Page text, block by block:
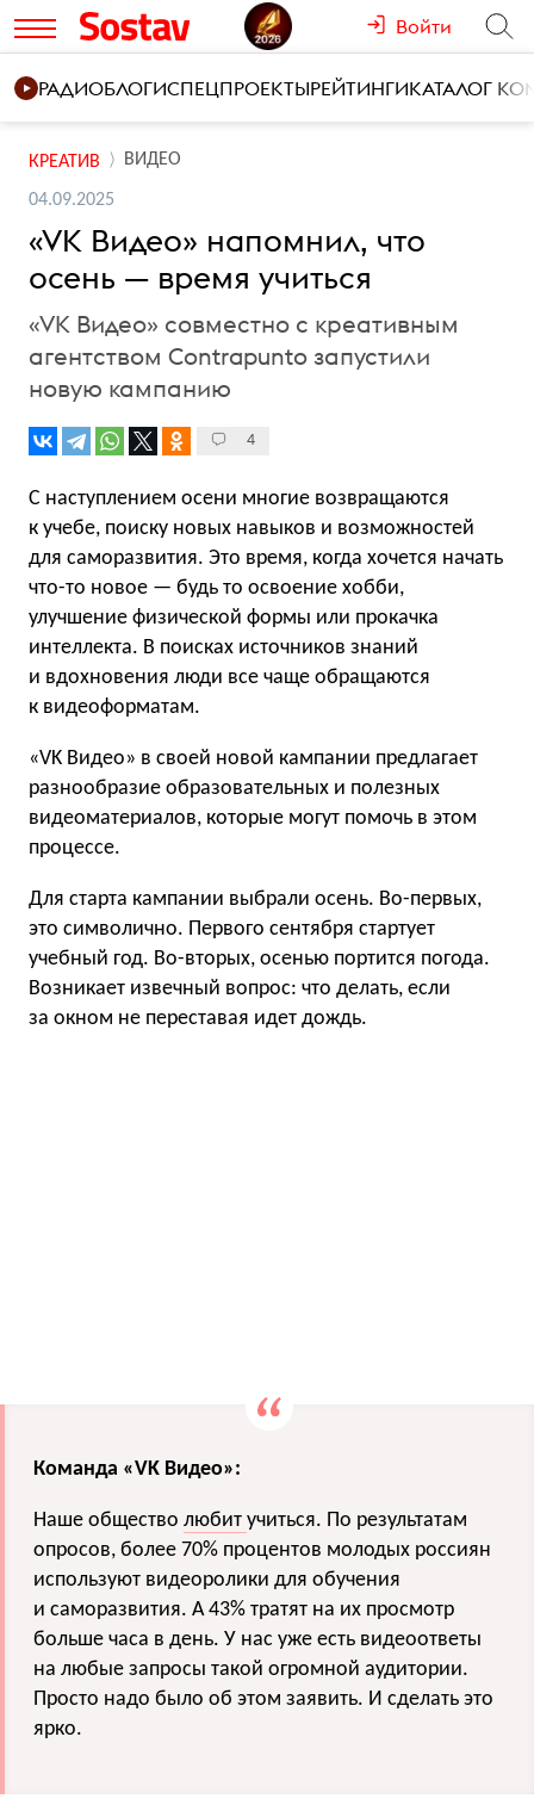
Войти
РАДИОБЛОГИСПЕЦПРОЕКТЫРЕЙТИНГИКАТАЛОГ
КРЕАТИВ ВИДЕО
04.09.2025
«VK Видео» напомнил, что
осень — время учиться
«VK Видео» совместно с креативным
агентством Contrapunto запустили
новую кампанию
4
С наступлением осени многие возвращаются
к учебе, поиску новых навыков и возможностей
для саморазвития. Это время, когда хочется начать
что-то новое — будь то освоение хобби,
улучшение физической формы или прокачка
интеллекта. В поисках источников знаний
и вдохновения люди все чаще обращаются
к видеоформатам.
«VK Видео» в своей новой кампании предлагает
разнообразие образовательных и полезных
видеоматериалов, которые могут помочь в этом
процессе.
Для старта кампании выбрали осень. Во-первых,
это символично. Первого сентября стартует
учебный год. Во-вторых, осенью портится погода.
Возникает извечный вопрос: что делать, если
за окном не переставая идет дождь.
Команда «VK Видео»:
Наше общество любит учиться. По результатам
опросов, более 70% процентов молодых россиян
используют видеоролики для обучения
и саморазвития. А 43% тратят на их просмотр
больше часа в день. У нас уже есть видеоответы
на любые запросы такой огромной аудитории.
Просто надо было об этом заявить. И сделать это
ярко.